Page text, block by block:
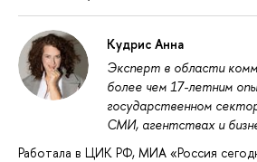
Кудрис Анна
Эксперт в области
более чем 17-летним
государственном
СМИ, агентствах и
Работала в ЦИК РФ, МИА «Россия